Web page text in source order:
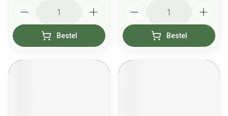
Bestel Bestel